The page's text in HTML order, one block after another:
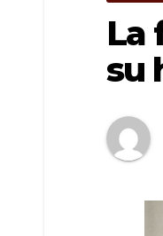
La
su